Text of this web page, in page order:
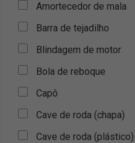
Amortecedor de mala
Barra de tejadilho
Blindagem de motor
Bola de reboque
Capô
Cave de roda (chapa)
Cave de roda (plástico)